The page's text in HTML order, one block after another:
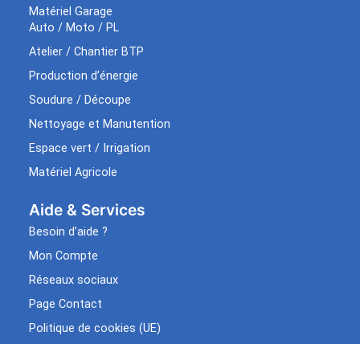
Matériel Garage
Auto / Moto / PL
Atelier / Chantier BTP
Production d’énergie
Soudure / Découpe
Nettoyage et Manutention
Espace vert / Irrigation
Matériel Agricole
Aide & Services​
Besoin d’aide ?
Mon Compte
Réseaux sociaux
Page Contact
Politique de cookies (UE)